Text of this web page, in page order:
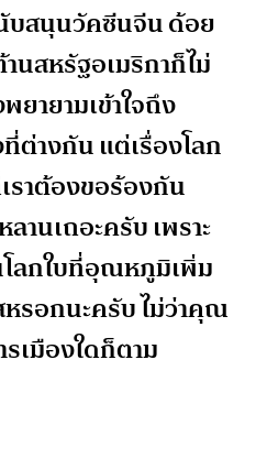
บสนุนวัคซีนจีน ด้อย
สหรัฐอเมริกาก็ไม่
พยายามเข้าใจถึง
ต่างกัน แต่เรื่องโลก
ราต้องขอร้องกัน
านเถอะครับ เพราะ
ลกใบที่อุณหภูมิเพิ่ม
หรอกนะครับ ไม่ว่าคุณ
เมืองใดก็ตาม